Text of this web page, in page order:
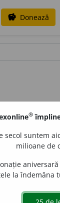
savings Donează
azurii ce se
®
secol suntem
milioane de
la îndemâna